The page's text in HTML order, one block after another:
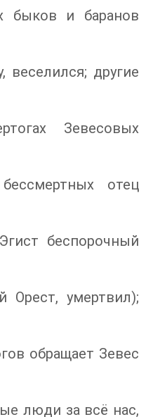
быков и баранов
веселился; другие
Зевесовых
отец
беспорочный
Орест, умертвил);
обращает Зевес
люди за всё нас,